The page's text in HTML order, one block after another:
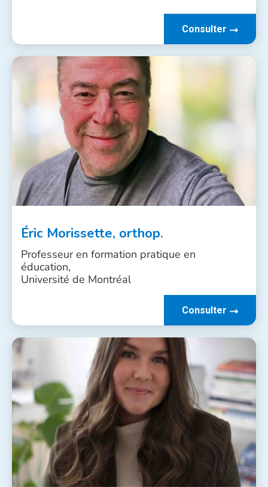
Consulter
Éric Morissette, orthop.
Professeur en formation pratique en
éducation,
Université de Montréal
Consulter